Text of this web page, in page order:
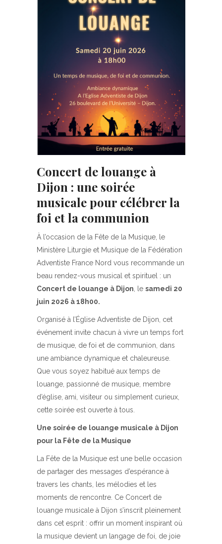
Concert de louange à
Dijon : une soirée
musicale pour célébrer la
foi et la communion
À l’occasion de la Fête de la Musique, le
Ministère Liturgie et Musique de la Fédération
Adventiste France Nord vous recommande un
beau rendez-vous musical et spirituel : un
Concert de louange à Dijon , le samedi 20
juin 2026 à 18h00.
Organisé à l’Église Adventiste de Dijon, cet
événement invite chacun à vivre un temps fort
de musique, de foi et de communion, dans
une ambiance dynamique et chaleureuse.
Que vous soyez habitué aux temps de
louange, passionné de musique, membre
d’église, ami, visiteur ou simplement curieux,
cette soirée est ouverte à tous.
Une soirée de louange musicale à Dijon
pour la Fête de la Musique
La Fête de la Musique est une belle occasion
de partager des messages d’espérance à
travers les chants, les mélodies et les
moments de rencontre. Ce Concert de
louange musicale à Dijon s’inscrit pleinement
dans cet esprit : offrir un moment inspirant où
la musique devient un langage de foi, de joie